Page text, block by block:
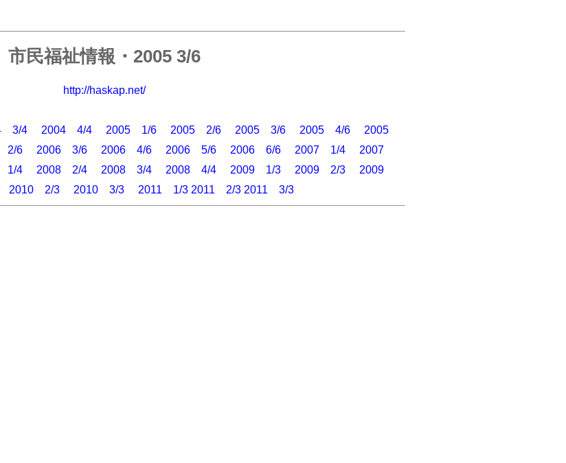
市民福祉情報・2005 3/6
http://haskap.net/
3/4 2004 4/4 2005 1/6 2005 2/6 2005 3/6 2005 4/6
2005
2/6 2006 3/6 2006 4/6 2006 5/6 2006 6/6 2007 1/4
2007
1/4 2008 2/4 2008 3/4 2008 4/4 2009 1/3 2009 2/3
2009
2010 2/3 2010 3/3 2011 1/3 2011 2/3 2011 3/3